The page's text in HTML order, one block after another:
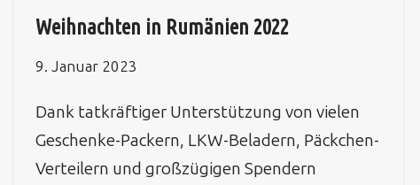
Weihnachten in Rumänien 2022
9. Januar 2023
Dank tatkräftiger Unterstützung von vielen
Geschenke-Packern, LKW-Beladern, Päckchen-
Verteilern und großzügigen Spendern